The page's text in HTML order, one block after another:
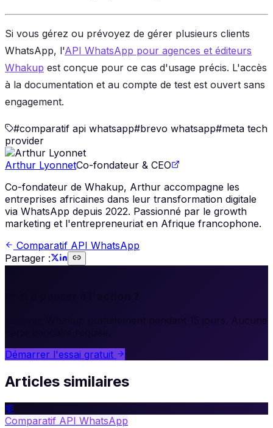
Si vous gérez ou prévoyez de gérer plusieurs clients
WhatsApp, l'API WhatsApp pour agences et éditeurs
Whakup est conçue pour ce cas d'usage précis. L'accès
à la documentation et au compte de test est ouvert sans
engagement.
#comparatif api whatsapp#brevo whatsapp#meta tech
provider
Arthur LyonnetCo-fondateur & CEO
Co-fondateur de Whakup, Arthur accompagne les
entreprises africaines dans leur transformation digitale
via WhatsApp depuis 2022. Passionné par le growth
marketing et l'entrepreneuriat en Afrique francophone.
Comparatif API WhatsApp
Partager :
Essayez Whakup gratuitement pendant 15 jours. Aucune
Démarrer l'essai gratuit
Articles similaires
💬
Comparatif API WhatsApp